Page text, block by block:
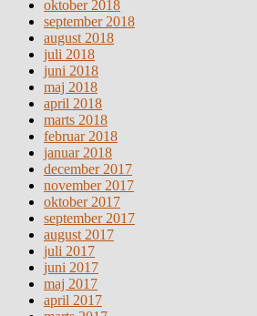
oktober 2018
september 2018
august 2018
juli 2018
juni 2018
maj 2018
april 2018
marts 2018
februar 2018
januar 2018
december 2017
november 2017
oktober 2017
september 2017
august 2017
juli 2017
juni 2017
maj 2017
april 2017